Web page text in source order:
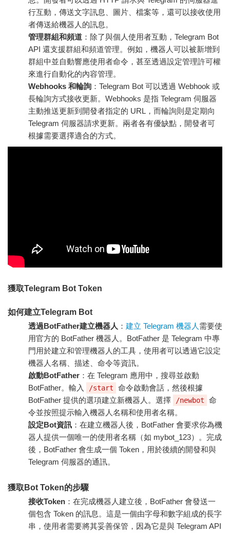
行互動，傳送文字訊息、圖片、檔案等，還可以接收使用
者傳送給機器人的訊息。
管理群組和頻道 ：除了與個人使用者互動，Telegram Bot
API 還支援群組和頻道管理。例如，機器人可以被新增到
群組中並自動響應使用者命令，甚至透過設定管理許可權
來進行自動化的內容管理。
Webhooks 和輪詢 ：Telegram Bot 可以透過 Webhook 或
長輪詢方式接收更新。Webhooks 是指 Telegram 伺服器
主動推送更新到開發者指定的 URL，而輪詢則是定期向
Telegram 伺服器請求更新。兩者各有優缺點，開發者可
根據需要選擇適合的方式。
獲取Telegram Bot Token
如何建立Telegram Bot
透過BotFather建立機器人 ： 建立 Telegram 機器人 需要使
用官方的 BotFather 機器人。BotFather 是 Telegram 中專
門用於建立和管理機器人的工具，使用者可以透過它設定
機器人名稱、描述、命令等資訊。
啟動BotFather ：在 Telegram 應用中，搜尋並啟動
BotFather。輸入
/start
命令啟動會話，然後根據
BotFather 提供的選項建立新機器人。選擇
/newbot
命
令並按照提示輸入機器人名稱和使用者名稱。
設定Bot資訊 ：在建立機器人後，BotFather 會要求你為機
器人提供一個唯一的使用者名稱（如 mybot_123）。完成
後，BotFather 會生成一個 Token，用於後續的開發和與
Telegram 伺服器的通訊。
獲取Bot Token的步驟
接收Token ：在完成機器人建立後，BotFather 會發送一
個包含 Token 的訊息。這是一個由字母和數字組成的長字
串，使用者需要將其妥善保管，因為它是與 Telegram API